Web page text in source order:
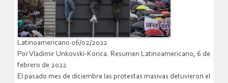
Latinoamericano 06/02/2022
Por Vladimir Unkovski-Korica. Resumen Latinoamericano, 6 de
febrero de 2022.
El pasado mes de diciembre las protestas masivas detuvieron el